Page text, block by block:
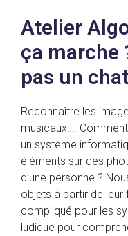
Atelier
ça marche
pas un
Reconnaître les
musicaux….
un système
éléments sur des
d’une personne ?
objets à partir de leur
compliqué pour les
ludique pour